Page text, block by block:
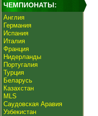
ЧЕМПИОНАТЫ:
Англия
Германия
Испания
Италия
Франция
Нидерланды
Португалия
Турция
Беларусь
Казахстан
MLS
Саудовская Аравия
Узбекистан